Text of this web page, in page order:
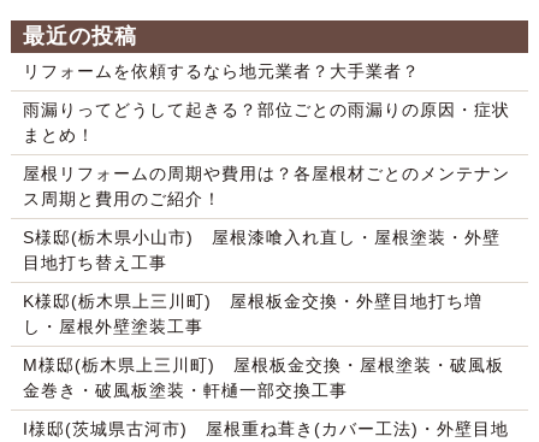
最近の投稿
リフォームを依頼するなら地元業者？大手業者？
雨漏りってどうして起きる？部位ごとの雨漏りの原因・症状
まとめ！
屋根リフォームの周期や費用は？各屋根材ごとのメンテナン
ス周期と費用のご紹介！
S様邸(栃木県小山市) 屋根漆喰入れ直し・屋根塗装・外壁
目地打ち替え工事
K様邸(栃木県上三川町) 屋根板金交換・外壁目地打ち増
し・屋根外壁塗装工事
M様邸(栃木県上三川町) 屋根板金交換・屋根塗装・破風板
金巻き・破風板塗装・軒樋一部交換工事
I様邸(茨城県古河市) 屋根重ね葺き(カバー工法)・外壁目地